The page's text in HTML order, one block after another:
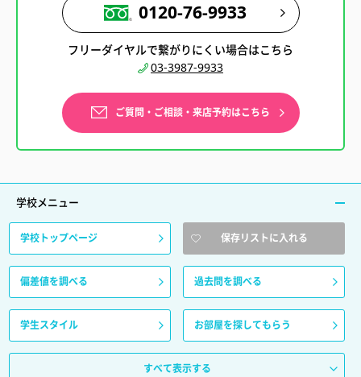
0120-76-9933
フリーダイヤルで繋がりにくい場合はこちら
03-3987-9933
ご質問・ご相談・来店予約はこちら
学校メニュー
学校トップページ 保存リストに入れる
偏差値を調べる 過去問を調べる
学生スタイル お部屋を探してもらう
すべて表示する